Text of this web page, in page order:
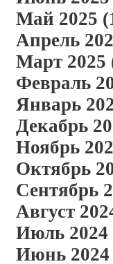
Май 2025
Апрель
Март 2025
Февраль
Январь
Декабрь
Ноябрь
Октябрь
Сентябрь
Август
Июль 2024
Июнь 2024